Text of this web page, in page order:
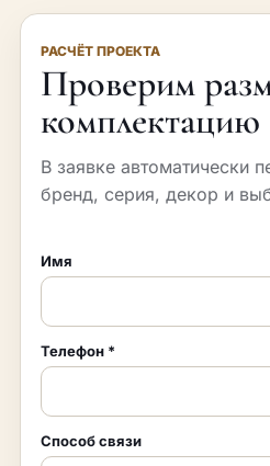
РАСЧЁТ ПРОЕКТА
Проверим
комплектацию
В заявке автоматически
бренд, серия, декор и
Имя
Телефон *
Способ связи